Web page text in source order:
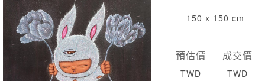
150 x 150 cm
預估價
TWD
成交價
TWD